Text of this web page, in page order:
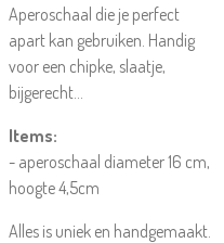
Aperoschaal die je perfect
apart kan gebruiken. Handig
voor een chipke, slaatje,
bijgerecht...
Items:
- aperoschaal diameter 16 cm,
hoogte 4,5cm
Alles is uniek en handgemaakt.